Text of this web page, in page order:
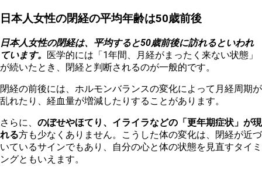
日本人女性の閉経の平均年齢は50歳前後
日本人女性の閉経は、平均すると50歳前後に訪れるといわれ
ています。 医学的には「1年間、月経がまったく来ない状態」
が続いたとき、閉経と判断されるのが一般的です。
閉経の前後には、ホルモンバランスの変化によって月経周期が
乱れたり、経血量が増減したりすることがあります。
さらに、 のぼせやほてり、イライラなどの「更年期症状」が現
れる方も少なくありません。こうした体の変化は、閉経が近づ
いているサインでもあり、自分の心と体の状態を見直すタイミ
ングともいえます。